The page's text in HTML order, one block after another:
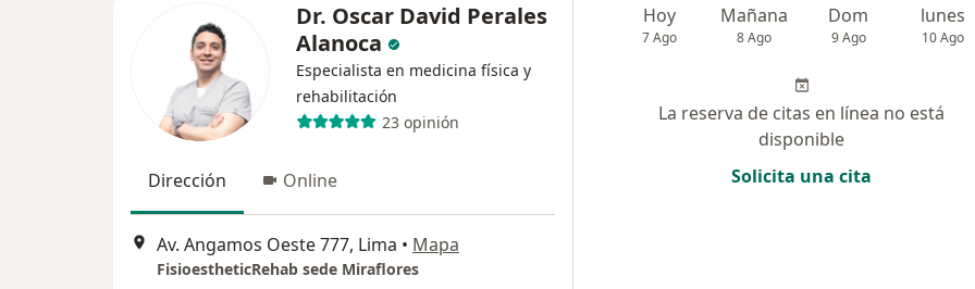
Dr. Oscar David Perales
Alanoca
Especialista en medicina física y
rehabilitación
23 opinión
Dirección Online
Av. Angamos Oeste 777, Lima • Mapa
FisioestheticRehab sede Miraflores
Hoy
7 Ago
Mañana
8 Ago
Dom
9 Ago
lunes
10 Ago
La reserva de citas en línea no está
disponible
Solicita una cita